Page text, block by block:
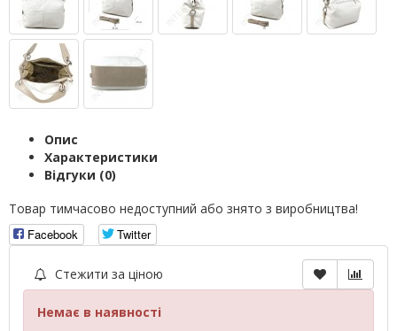
Опис
Характеристики
Відгуки (0)
Товар тимчасово недоступний або знято з виробництва!
Facebook
Twitter
Стежити за ціною
Немає в наявності